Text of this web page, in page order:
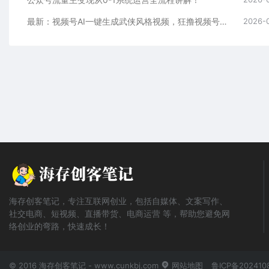
最新：视频号AI一键生成武侠风格视频，狂撸视频号分成收益，学完轻松日入1000+ 2026-
海存创客笔记，专注互联网创业，包括自媒体、文案写作、
社交电商、短视频、直播带货、电商运营 等，帮助您避免网
络创业的弯路，快速成长！
© 2016 海存创客笔记 - www.cunkbj.com 网站地图 鲁ICP备